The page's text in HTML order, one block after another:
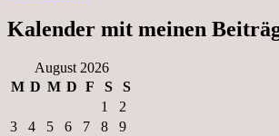
Kalender mit meinen
August 2026
M D M D F S
S
1
2
3
4 5 6 7 8 9